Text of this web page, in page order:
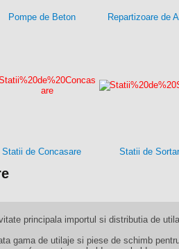
Pompe de Beton Repartizoare de
Statii de Concasare Statii de
principala importul si distributia de
gama de utilaje si piese de schimb